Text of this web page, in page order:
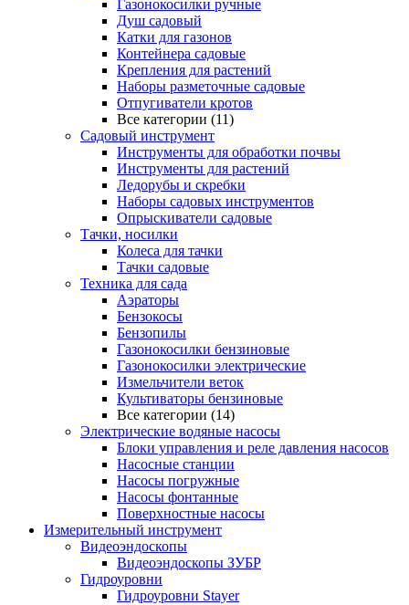
Газонокосилки ручные
Душ садовый
Катки для газонов
Контейнера садовые
Крепления для растений
Наборы разметочные садовые
Отпугиватели кротов
Все категории (11)
Садовый инструмент
Инструменты для обработки почвы
Инструменты для растений
Ледорубы и скребки
Наборы садовых инструментов
Опрыскиватели садовые
Тачки, носилки
Колеса для тачки
Тачки садовые
Техника для сада
Аэраторы
Бензокосы
Бензопилы
Газонокосилки бензиновые
Газонокосилки электрические
Измельчители веток
Культиваторы бензиновые
Все категории (14)
Электрические водяные насосы
Блоки управления и реле давления насосов
Насосные станции
Насосы погружные
Насосы фонтанные
Поверхностные насосы
Измерительный инструмент
Видеоэндоскопы
Видеоэндоскопы ЗУБР
Гидроуровни
Гидроуровни Stayer